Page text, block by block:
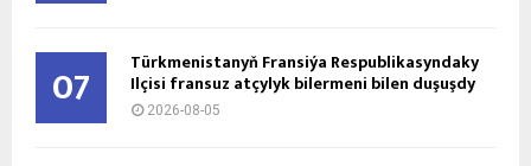
07 Türkmenistanyň Fransiýa Respublikasyndaky
Ilçisi fransuz atçylyk bilermeni bilen duşuşdy
2026-08-05